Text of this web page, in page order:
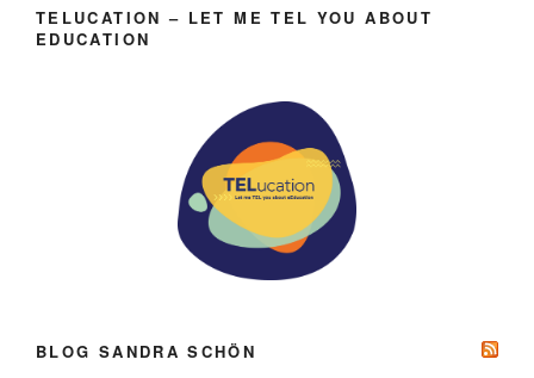
TELUCATION – LET ME TEL YOU ABOUT
EDUCATION
BLOG SANDRA SCHÖN